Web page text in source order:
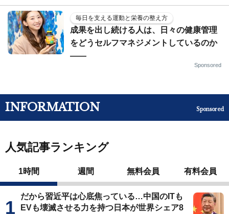
毎日を支える運動と栄養の整え方
成果を出し続ける人は、日々の健康管理
をどうセルフマネジメントしているのか
——
Sponsored
INFORMATION Sponsored
人気記事ランキング
1時間 週間 無料会員 有料会員
だから習近平は心底焦っている…中国のITも
EVも壊滅させる力を持つ日本が世界シェア8